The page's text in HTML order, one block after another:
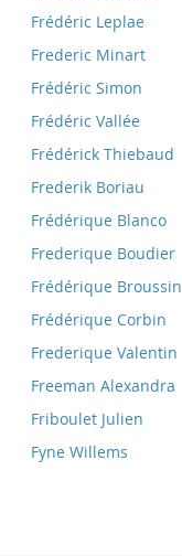
Frédéric Leplae
Frederic Minart
Frédéric Simon
Frédéric Vallée
Frédérick Thiebaud
Frederik Boriau
Frédérique Blanco
Frederique Boudier
Frédérique Broussin
Frédérique Corbin
Frederique Valentin
Freeman Alexandra
Friboulet Julien
Fyne Willems